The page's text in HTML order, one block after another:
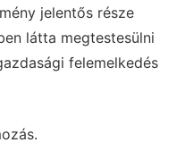
jelentős része
látta megtestesülni
felemelkedés